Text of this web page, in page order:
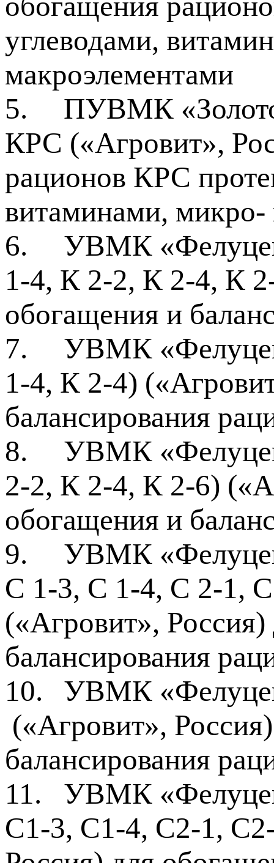
углеводами,
макроэлементами
5.
ПУВМК
КРС («Агровит»,
рационов КРС
витаминами,
6.
УВМК
1-4, К 2-2, К 2-4, К
обогащения и
7.
УВМК
1-4, К 2-4)
балансирования
8.
УВМК
2-2, К 2-4, К 2-6)
обогащения и
9.
УВМК
С 1-3, С 1-4, С 2-1,
(«Агровит»,
балансирования
10.
УВМК
(«Агровит»,
балансирования
11.
УВМК
С1-3, С1-4, С2-1,